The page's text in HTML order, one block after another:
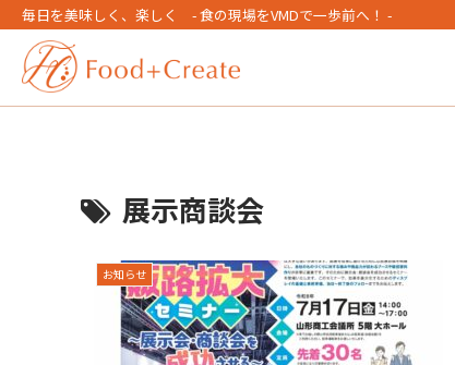
毎日を美味しく、楽しく - 食の現場をVMDで一歩前へ！ -
展示商談会
お知らせ